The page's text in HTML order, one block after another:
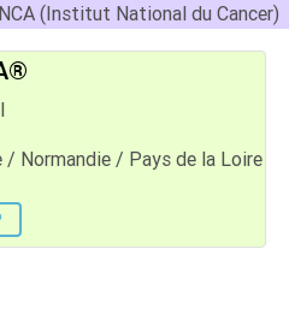
(Institut National du Cancer)
/ Normandie / Pays de la Loire